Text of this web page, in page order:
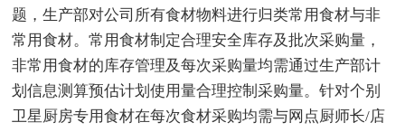
题，生产部对公司所有食材物料进行归类常用食材与非
常用食材。常用食材制定合理安全库存及批次采购量，
非常用食材的库存管理及每次采购量均需通过生产部计
划信息测算预估计划使用量合理控制采购量。针对个别
卫星厨房专用食材在每次食材采购均需与网点厨师长/店